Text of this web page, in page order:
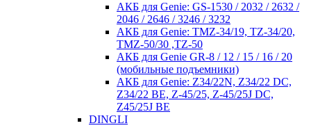
АКБ для Genie: GS-1530 / 2032 / 2632 /
2046 / 2646 / 3246 / 3232
АКБ для Genie: TMZ-34/19, TZ-34/20,
TMZ-50/30 ,TZ-50
АКБ для Genie GR-8 / 12 / 15 / 16 / 20
(мобильные подъемники)
АКБ для Genie: Z34/22N, Z34/22 DC,
Z34/22 BE, Z-45/25, Z-45/25J DC,
Z45/25J BE
DINGLI